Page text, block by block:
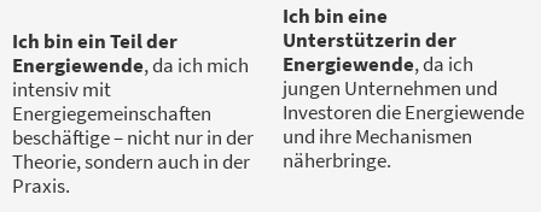
Ich bin ein Teil der
Energiewende, da ich mich
intensiv mit
Energiegemeinschaften
beschäftige – nicht nur in der
Theorie, sondern auch in der
Praxis.
Ich bin eine
Unterstützerin der
Energiewende, da ich
jungen Unternehmen und
Investoren die Energiewende
und ihre Mechanismen
näherbringe.